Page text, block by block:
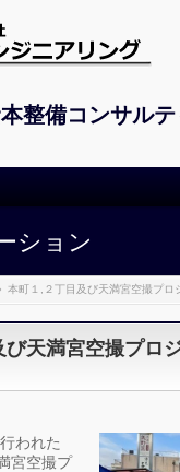
整備コンサル
ション
本町１,２丁目及び天満宮空撮プロ
び天満宮空撮プロ
われた
宮空撮プ